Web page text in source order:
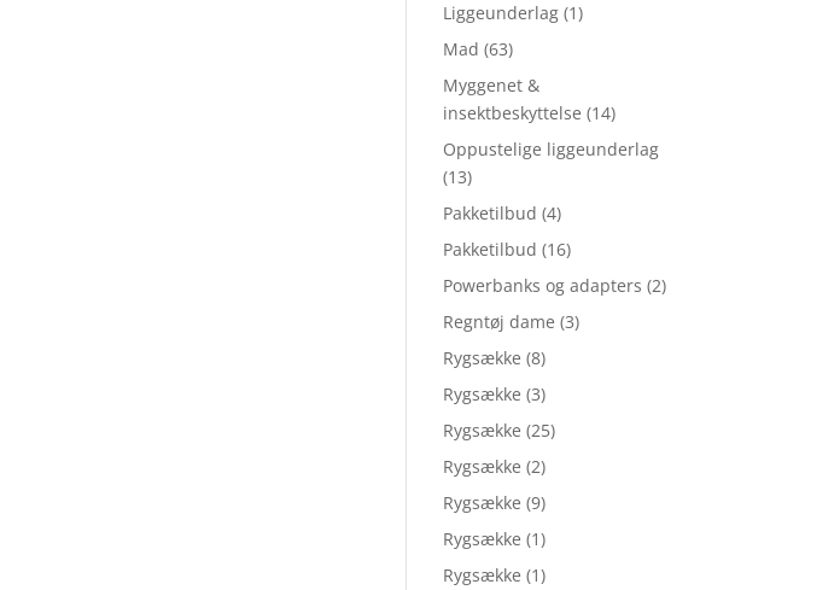
Liggeunderlag (1)
Mad (63)
Myggenet &
insektbeskyttelse (14)
Oppustelige liggeunderlag
(13)
Pakketilbud (4)
Pakketilbud (16)
Powerbanks og adapters (2)
Regntøj dame (3)
Rygsække (8)
Rygsække (3)
Rygsække (25)
Rygsække (2)
Rygsække (9)
Rygsække (1)
Rygsække (1)